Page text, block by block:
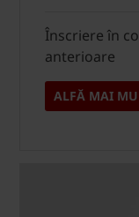
Înscriere în
anterioare
ALFĂ MAI